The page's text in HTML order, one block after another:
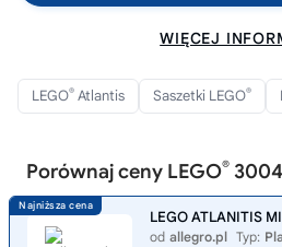
WIĘCEJ
LEGO® Atlantis Saszetki LEGO®
Porównaj ceny LEGO®
LEGO ATLANITIS
od allegro.pl Typ: